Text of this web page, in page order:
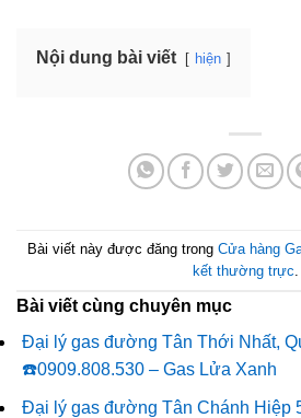
Nội dung bài viết hiện
Bài viết này được đăng trong Cửa hàng
kết thường trực
Bài viết cùng chuyên mục
Đại lý gas đường Tân Thới Nhất,
☎️0909.808.530 – Gas Lửa Xanh
Đại lý gas đường Tân Chánh Hiệp